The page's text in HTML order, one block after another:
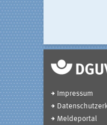
Impressum
Meldeportal